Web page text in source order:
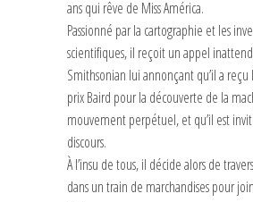
ans qui rêve de Miss América.
Passionné par la cartographie et les
scientifiques, il reçoit un appel
Smithsonian lui annonçant qu’il a
prix Baird pour la découverte de la
mouvement perpétuel, et qu’il est
discours.
À l’insu de tous, il décide alors de
dans un train de marchandises pour